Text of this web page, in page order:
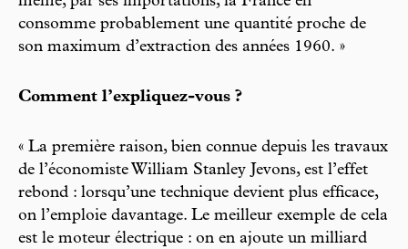
consomme probablement une quantité proche de
son maximum d’extraction des années 1960. »
Comment l’expliquez-vous ?
« La première raison, bien connue depuis les travaux
de l’économiste William Stanley Jevons, est l’effet
rebond : lorsqu’une technique devient plus efficace,
on l’emploie davantage. Le meilleur exemple de cela
est le moteur électrique : on en ajoute un milliard